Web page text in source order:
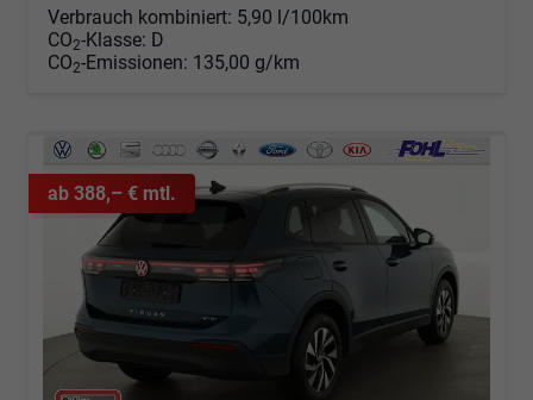
Verbrauch kombiniert: 5,90 l/100km
CO2-Klasse: D
CO2-Emissionen: 135,00 g/km
ab 388,– € mtl.